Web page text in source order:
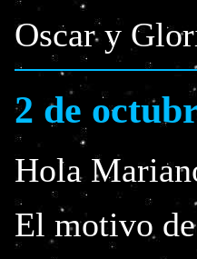
Oscar y
2 de
Hola
El motivo